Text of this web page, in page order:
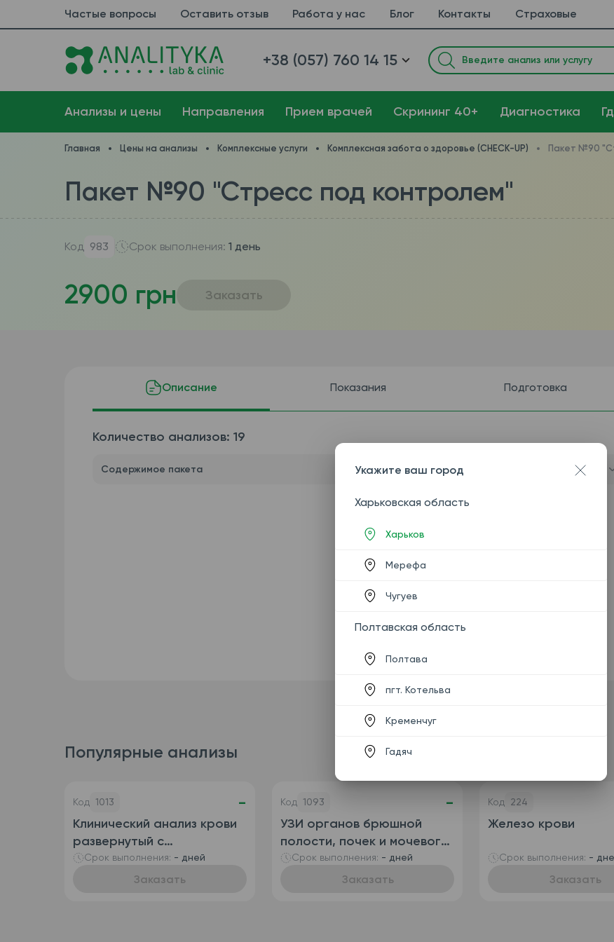
Частые вопросы Оставить отзыв Работа у нас Блог Контакты Страховые
+38 (057) 760 14 15
Анализы и цены Направления Прием врачей Cкрининг 40+ Диагностика
Главная Цены на анализы Комплексные услуги Комплексная забота о здоровье (CHECK-UP) Пакет №90
Пакет №90 "Стресс под контролем"
Код 983 Срок выполнения: 1 день
2900 грн Заказать
Описание Показания Подготовка
Количество анализов: 19
Содержимое пакета
Популярные анализы
Код 1013 -
Клинический анализ крови
развернутый с
определением
ретикулоцитов
Срок выполнения: - дней
Заказать
Код 1093 -
УЗИ органов брюшной
полости, почек и мочевого
пузыря
Срок выполнения: - дней
Заказать
Код 224
Железо крови
Срок выполнения: -
Заказать
Укажите ваш город
Харьковская область
Харьков
Мерефа
Чугуев
Полтавская область
Полтава
пгт. Котельва
Кременчуг
Гадяч